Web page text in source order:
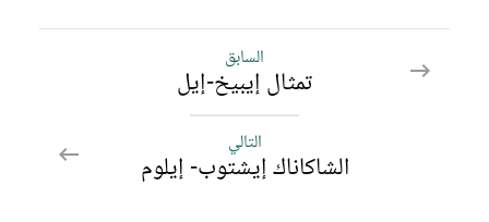
السابق
الشاكاناك
إيشتوب-
إيلوم
السابق
تمثال إيبيخ-إيل
التالي
الشاكاناك
التالي
الشاكاناك إيشتوب- إيلوم